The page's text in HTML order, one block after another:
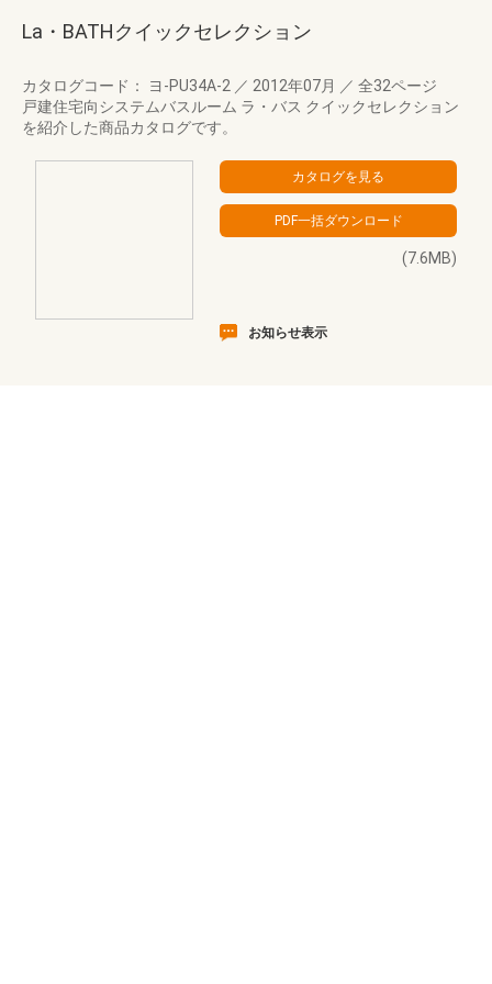
La・BATHクイックセレクション
カタログコード： ヨ-PU34A-2 ／ 2012年07月 ／ 全32ページ
戸建住宅向システムバスルーム ラ・バス クイックセレクション
を紹介した商品カタログです。
(7.6MB)
お知らせ表示